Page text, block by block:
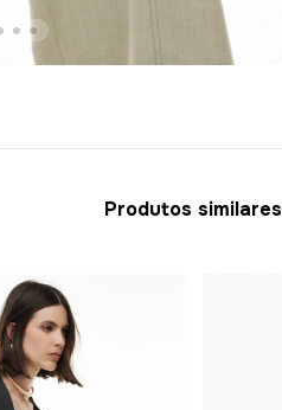
Produtos similares